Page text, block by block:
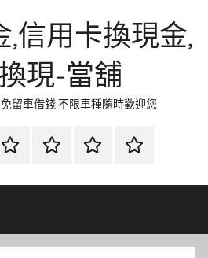
,信用卡換現金,
現-當舖
留車借錢,不限車種隨時歡迎您
網
資
流
時
環
清
聯
徵